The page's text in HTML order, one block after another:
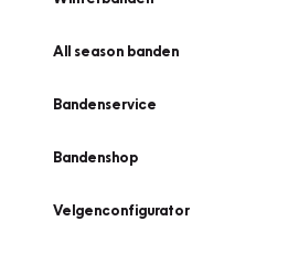
All season banden
Bandenservice
Bandenshop
Velgenconfigurator